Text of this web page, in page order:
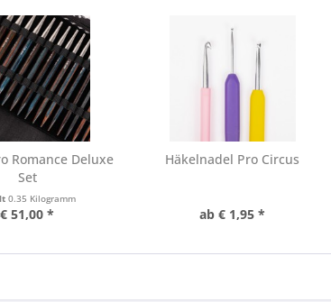
Romance Deluxe
Set
0.35 Kilogramm
€ 51,00 *
Häkelnadel Pro Circus
ab € 1,95 *